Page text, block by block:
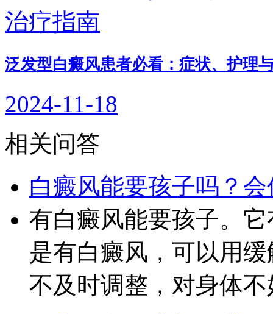
泛发型白癜风患者必看：症状、护理
2024-11-18
相关问答
白癜风能要孩子吗？
有白癜风能要孩子。
是有白癜风，可以用
不及时调整，对身体